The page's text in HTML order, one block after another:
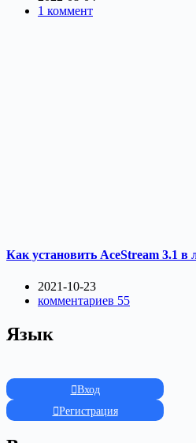
1 коммент
Как установить AceStream 3.1
2021-10-23
комментариев 55
Язык
Вход
Регистрация